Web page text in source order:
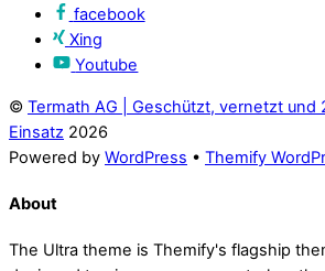
facebook
Xing
Youtube
© Termath AG | Geschützt, vernetzt und
Einsatz 2026
Powered by WordPress • Themify
About
The Ultra theme is Themify's flagship